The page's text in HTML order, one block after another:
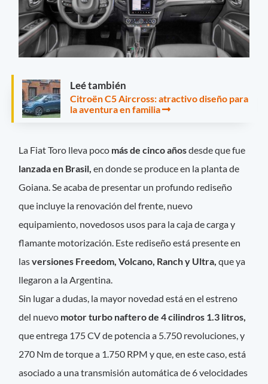
Leé también
Citroën C5 Aircross: atractivo diseño para
la aventura en familia
La Fiat Toro lleva poco más de cinco añosdesde que fue
lanzada en Brasil,en donde se produce en la planta de
Goiana. Se acaba de presentar un profundo rediseño
que incluye la renovación del frente, nuevo
equipamiento, novedosos usos para la caja de carga y
flamante motorización. Este rediseño está presente en
lasversiones Freedom, Volcano, Ranch y Ultra,que ya
llegaron a la Argentina.
Sin lugar a dudas, la mayor novedad está en el estreno
del nuevo motor turbo naftero de 4 cilindros 1.3 litros,
que entrega 175 CV de potencia a 5.750 revoluciones, y
270 Nm de torque a 1.750 RPM y que, en este caso, está
asociado a una transmisión automática de 6 velocidades